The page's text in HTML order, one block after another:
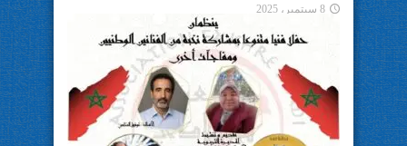
8 سبتمبر، 2025